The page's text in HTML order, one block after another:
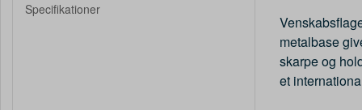
Specifikationer
metalbase
skarpe og
et